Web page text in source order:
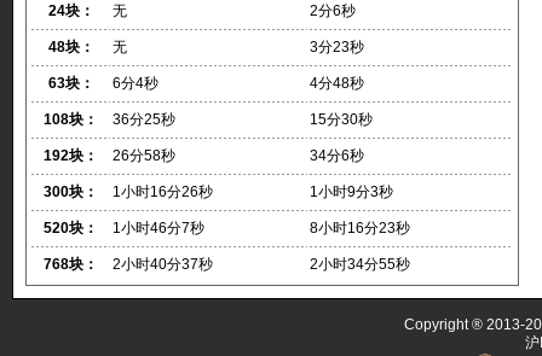
24块： 无 2分6秒
48块： 无 3分23秒
63块： 6分4秒 4分48秒
108块： 36分25秒 15分30秒
192块： 26分58秒 34分6秒
300块： 1小时16分26秒 1小时9分3秒
520块： 1小时46分7秒 8小时16分23秒
768块： 2小时40分37秒 2小时34分55秒
Copyright ® 2013-